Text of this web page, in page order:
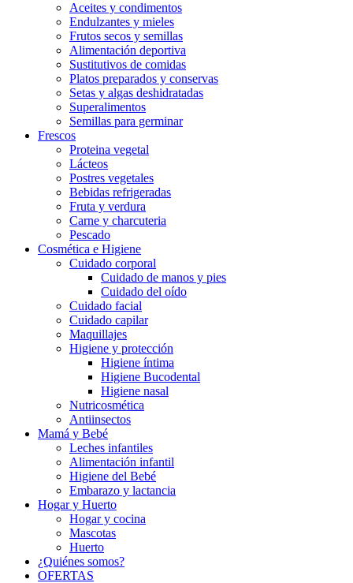
Aceites y condimentos
Endulzantes y mieles
Frutos secos y semillas
Alimentación deportiva
Sustitutivos de comidas
Platos preparados y conservas
Setas y algas deshidratadas
Superalimentos
Semillas para germinar
Frescos
Proteina vegetal
Lácteos
Postres vegetales
Bebidas refrigeradas
Fruta y verdura
Carne y charcuteria
Pescado
Cosmética e Higiene
Cuidado corporal
Cuidado de manos y pies
Cuidado del oído
Cuidado facial
Cuidado capilar
Maquillajes
Higiene y protección
Higiene íntima
Higiene Bucodental
Higiene nasal
Nutricosmética
Antiinsectos
Mamá y Bebé
Leches infantiles
Alimentación infantil
Higiene del Bebé
Embarazo y lactancia
Hogar y Huerto
Hogar y cocina
Mascotas
Huerto
¿Quiénes somos?
OFERTAS